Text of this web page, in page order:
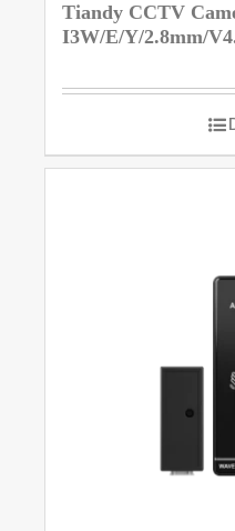
Tiandy CCTV
I3W/E/Y/2.8mm/